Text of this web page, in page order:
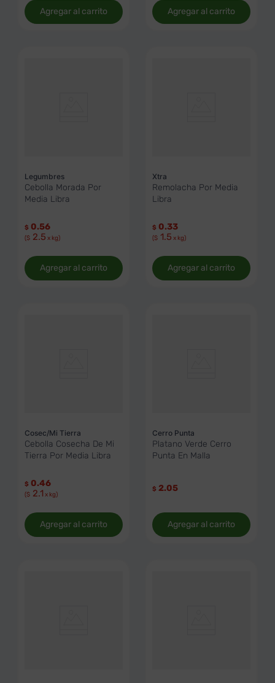
Agregar al carrito Agregar al carrito
Legumbres
Cebolla Morada Por
Media Libra
$ 0.56
($ 2.5 x kg)
Agregar al carrito
Xtra
Remolacha Por Media
Libra
$ 0.33
($ 1.5 x kg)
Agregar al carrito
Cosec/Mi Tierra
Cebolla Cosecha De Mi
Tierra Por Media Libra
$ 0.46
($ 2.1 x kg)
Agregar al carrito
Cerro Punta
Platano Verde Cerro
Punta En Malla
$ 2.05
Agregar al carrito